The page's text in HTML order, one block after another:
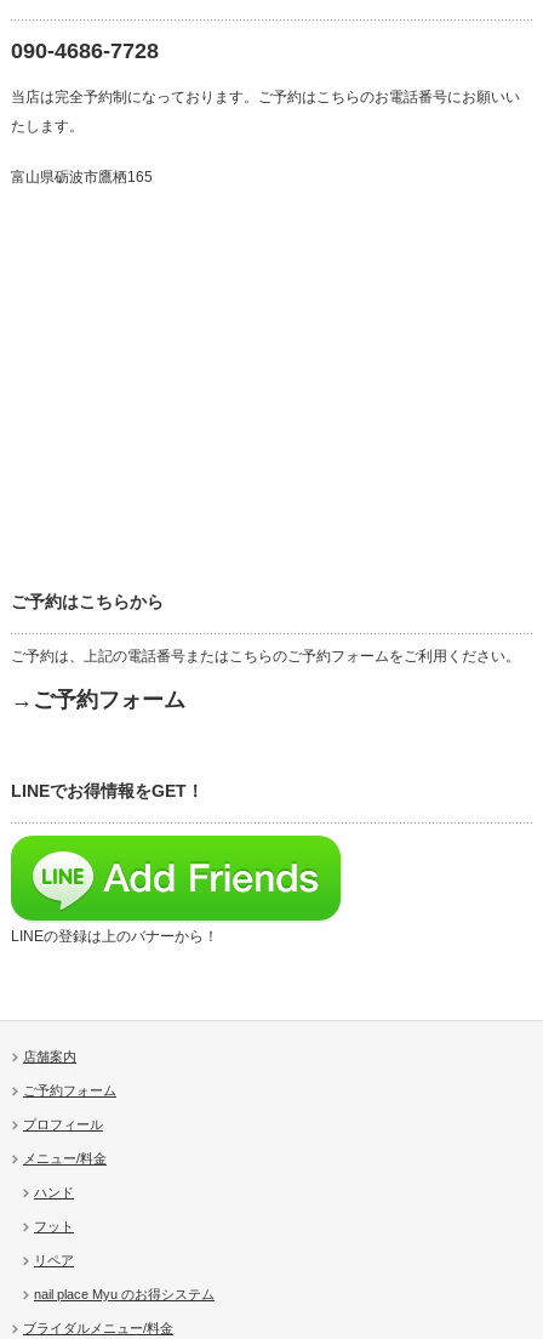
090-4686-7728
当店は完全予約制になっております。ご予約はこちらのお電話番号にお願いい
たします。
富山県砺波市鷹栖165
ご予約はこちらから
ご予約は、上記の電話番号またはこちらのご予約フォームをご利用ください。
→ご予約フォーム
LINEでお得情報をGET！
LINEの登録は上のバナーから！
店舗案内
ご予約フォーム
プロフィール
メニュー/料金
ハンド
フット
リペア
nail place Myu のお得システム
ブライダルメニュー/料金